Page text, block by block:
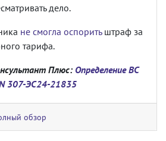
дело.
не смогла оспоритьштраф за
тарифа.
Плюс: Определение ВС
307-ЭС24-21835
обзор